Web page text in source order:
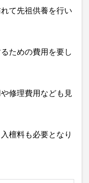
て先祖供養を行い
ための費用を要し
修理費用なども見
檀料も必要となり